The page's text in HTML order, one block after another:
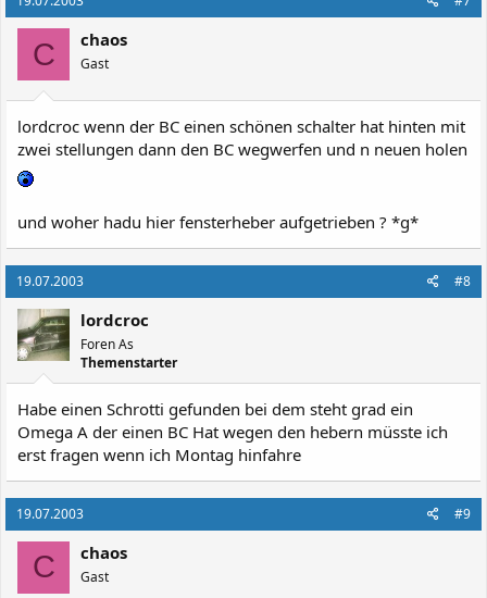
C chaos
Gast
lordcroc wenn der BC einen schönen schalter hat hinten mit
zwei stellungen dann den BC wegwerfen und n neuen holen
und woher hadu hier fensterheber aufgetrieben ? *g*
19.07.2003 #8
lordcroc
Foren As
Themenstarter
Habe einen Schrotti gefunden bei dem steht grad ein
Omega A der einen BC Hat wegen den hebern müsste ich
erst fragen wenn ich Montag hinfahre
19.07.2003 #9
C chaos
Gast